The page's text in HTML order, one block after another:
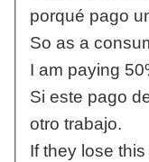
porqué pago
So as a
I am paying
Si este pago
otro trabajo.
If they lose